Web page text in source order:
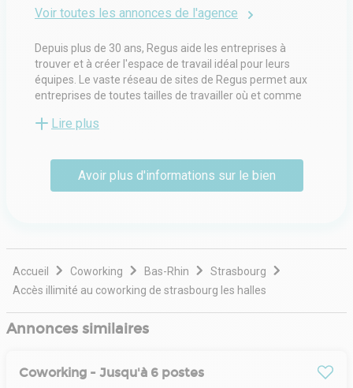
Voir toutes les annonces de l'agence
Depuis plus de 30 ans, Regus aide les entreprises à
trouver et à créer l'espace de travail idéal pour leurs
équipes. Le vaste réseau de sites de Regus permet aux
entreprises de toutes tailles de travailler où et comme
aux entreprises le choix, la flexibilité et l'accès à une
travail lumineux et inspirants, personnalisables selon les
besoins individuels, tout en garantissant des
environnements professionnels constants. Les bureaux,
détails et services, permettant ainsi aux professionnels
d'être plus productifs et de rester concentrés sur
l'essentiel.
Lire plus
Avoir plus d'informations sur le bien
Accueil Coworking Bas-Rhin
Strasbourg
Accès illimité au coworking de strasbourg les halles
Annonces similaires
Coworking - Jusqu'à 6 postes